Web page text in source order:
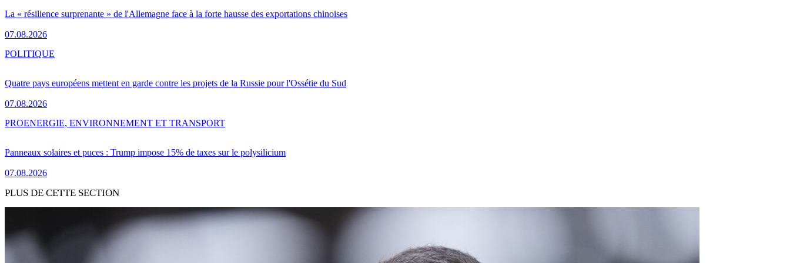
La « résilience surprenante » de l'Allemagne face à la forte hausse des exportations chinoises
07.08.2026
Quatre pays européens mettent en garde contre les projets de la Russie pour l'Ossétie du Sud
07.08.2026
POLITIQUE
Panneaux solaires et puces : Trump impose 15% de taxes sur le polysilicium
07.08.2026
PROENERGIE, ENVIRONNEMENT ET TRANSPORT
PLUS DE CETTE SECTION